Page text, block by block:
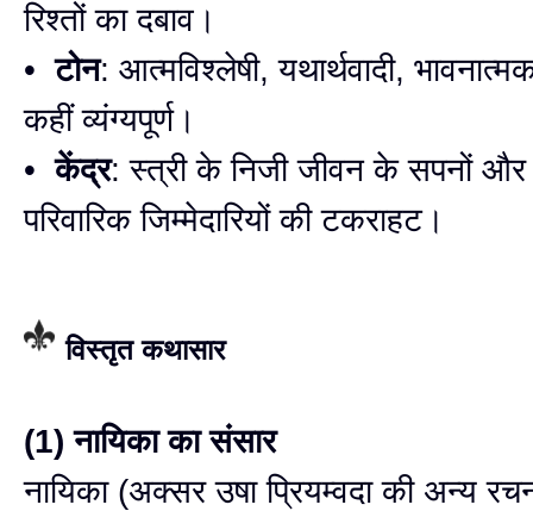
रिश्तों का दबाव।
•टोन: आत्मविश्लेषी, यथार्थवादी,
कहीं व्यंग्यपूर्ण।
•केंद्र: स्त्री के निजी जीवन के सपनों और
परिवारिक जिम्मेदारियों की टकराहट।
विस्तृत कथासार
(1) नायिका का संसार
नायिका (अक्सर उषा प्रियम्वदा की अन्य